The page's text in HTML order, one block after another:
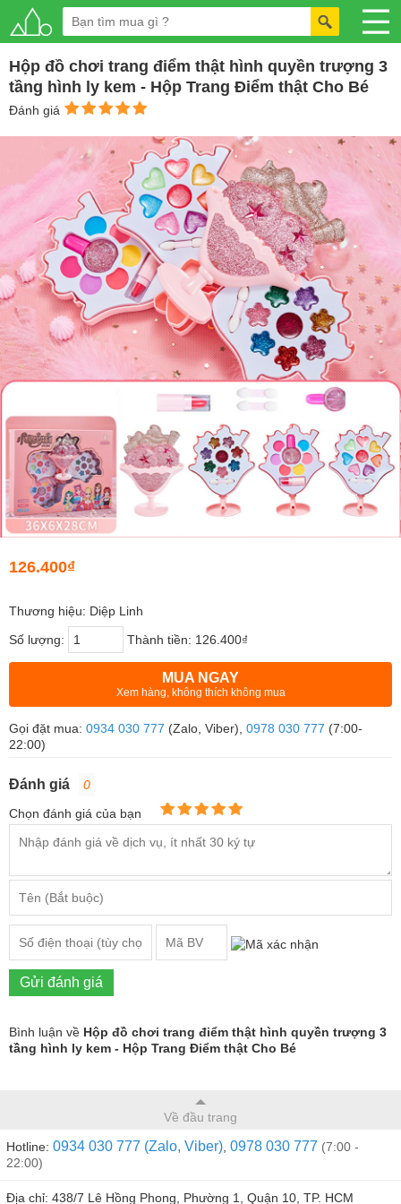
Hộp đồ chơi trang điểm thật hình quyền trượng 3
tầng hình ly kem - Hộp Trang Điểm thật Cho Bé
Đánh giá
126.400₫
Thương hiệu: Diệp Linh
Số lượng:
Thành tiền: 126.400₫
MUA NGAY
Xem hàng, không thích không mua
Gọi đặt mua: 0934 030 777 (Zalo, Viber), 0978 030 777 (7:00-
22:00)
Đánh giá
0
Chọn đánh giá của bạn
Gửi đánh giá
Bình luận về Hộp đồ chơi trang điểm thật hình quyền trượng 3
tầng hình ly kem - Hộp Trang Điểm thật Cho Bé
Về đầu trang
Hotline: 0934 030 777 (Zalo, Viber), 0978 030 777 (7:00 -
22:00)
Địa chỉ: 438/7 Lê Hồng Phong, Phường 1, Quận 10, TP. HCM